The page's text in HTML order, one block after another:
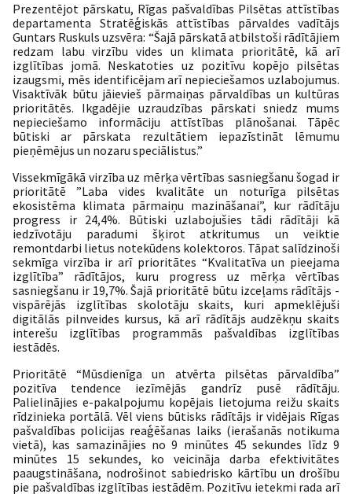
Prezentējot pārskatu, Rīgas pašvaldības Pilsētas attīstības
departamenta Stratēģiskās attīstības pārvaldes vadītājs
Guntars Ruskuls uzsvēra: “Šajā pārskatā atbilstoši rādītājiem
redzam labu virzību vides un klimata prioritātē, kā arī
izglītības jomā. Neskatoties uz pozitīvu kopējo pilsētas
izaugsmi, mēs identificējam arī nepieciešamos uzlabojumus.
Visaktīvāk būtu jāievieš pārmaiņas pārvaldības un kultūras
prioritātēs. Ikgadējie uzraudzības pārskati sniedz mums
nepieciešamo informāciju attīstības plānošanai. Tāpēc
būtiski ar pārskata rezultātiem iepazīstināt lēmumu
pieņēmējus un nozaru speciālistus.”
Vissekmīgākā virzība uz mērķa vērtības sasniegšanu šogad ir
prioritātē ”Laba vides kvalitāte un noturīga pilsētas
ekosistēma klimata pārmaiņu mazināšanai”, kur rādītāju
progress ir 24,4%. Būtiski uzlabojušies tādi rādītāji kā
iedzīvotāju paradumi šķirot atkritumus un veiktie
remontdarbi lietus notekūdens kolektoros. Tāpat salīdzinoši
sekmīga virzība ir arī prioritātes “Kvalitatīva un pieejama
izglītība” rādītājos, kuru progress uz mērķa vērtības
sasniegšanu ir 19,7%. Šajā prioritātē būtu izceļams rādītājs -
vispārējās izglītības skolotāju skaits, kuri apmeklējuši
digitālās pilnveides kursus, kā arī rādītājs audzēkņu skaits
interešu izglītības programmās pašvaldības izglītības
iestādēs.
Prioritātē “Mūsdienīga un atvērta pilsētas pārvaldība”
pozitīva tendence iezīmējās gandrīz pusē rādītāju.
Palielinājies e-pakalpojumu kopējais lietojuma reižu skaits
rīdzinieka portālā. Vēl viens būtisks rādītājs ir vidējais Rīgas
pašvaldības policijas reaģēšanas laiks (ierašanās notikuma
vietā), kas samazinājies no 9 minūtes 45 sekundes līdz 9
minūtes 15 sekundes, ko veicināja darba efektivitātes
paaugstināšana, nodrošinot sabiedrisko kārtību un drošību
pie pašvaldības izglītības iestādēm. Pozitīvu ietekmi rada arī